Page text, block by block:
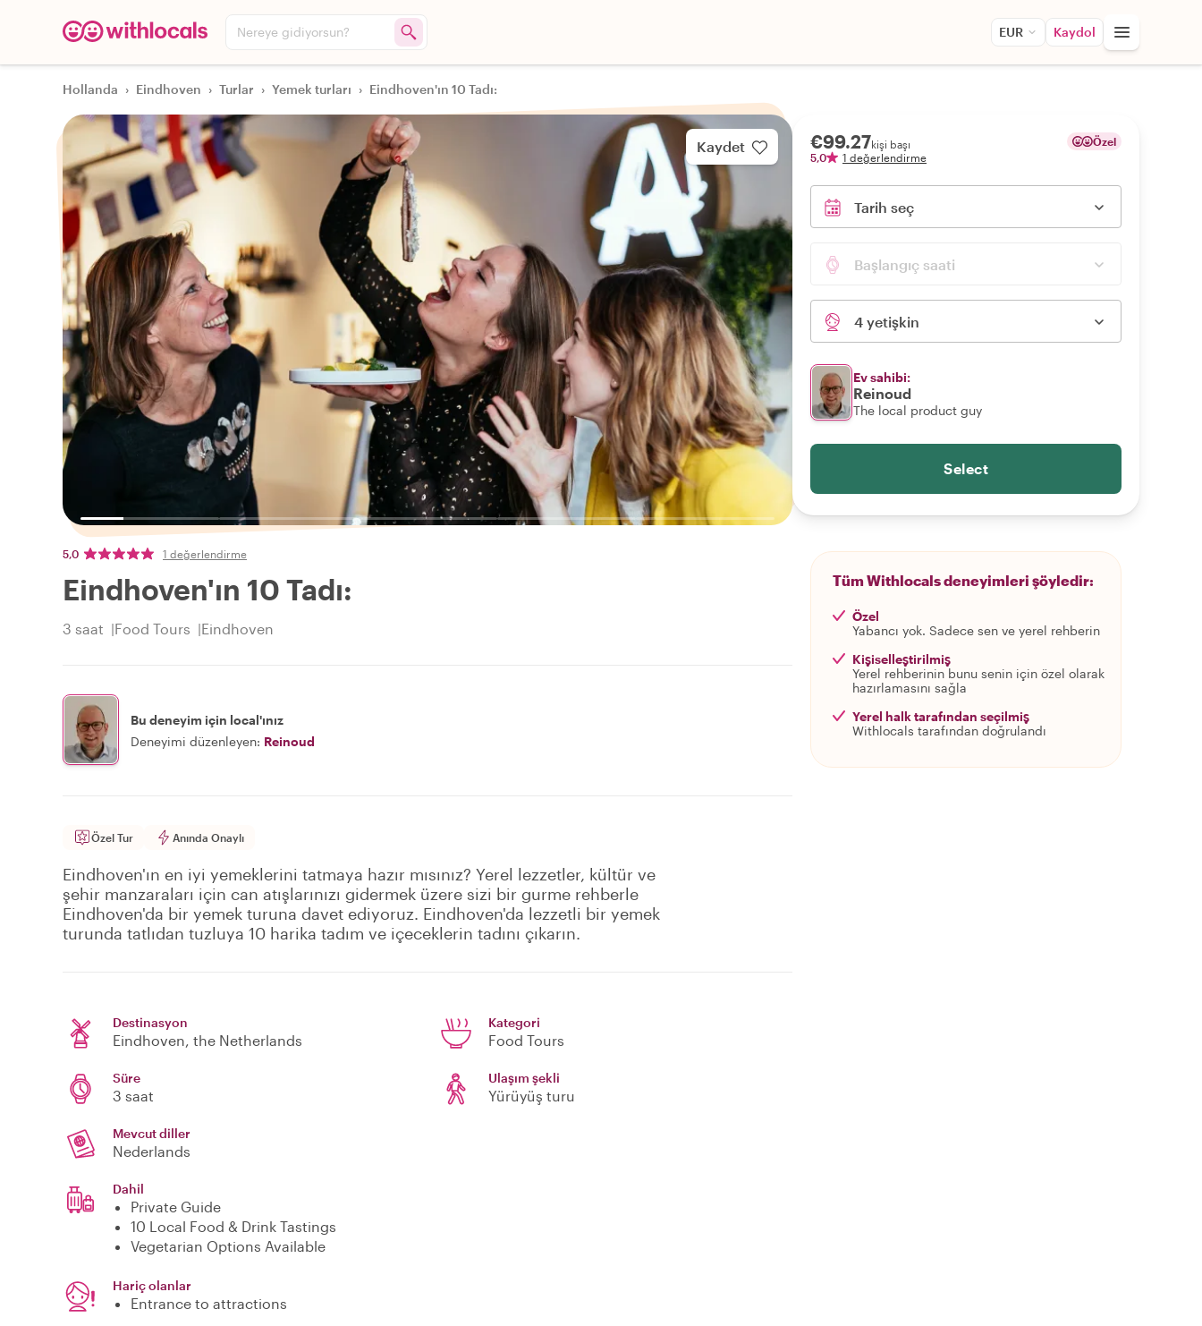
Nereye gidiyorsun? EUR Kaydol
Hollanda › Eindhoven › Turlar › Yemek turları › Eindhoven'ın 10 Tadı:
Kaydet
5,0 1 değerlendirme
Eindhoven'ın 10 Tadı:
3 saat Food Tours Eindhoven
Bu deneyim için local'ınız
Deneyimi düzenleyen: Reinoud
Özel Tur Anında Onaylı
Eindhoven'ın en iyi yemeklerini tatmaya hazır mısınız? Yerel lezzetler, kültür ve
şehir manzaraları için can atışlarınızı gidermek üzere sizi bir gurme rehberle
Eindhoven'da bir yemek turuna davet ediyoruz. Eindhoven'da lezzetli bir yemek
turunda tatlıdan tuzluya 10 harika tadım ve içeceklerin tadını çıkarın.
Destinasyon
Eindhoven, the Netherlands
Kategori
Food Tours
Süre
3 saat
Ulaşım şekli
Yürüyüş turu
Mevcut diller
Nederlands
Dahil
Private Guide
10 Local Food & Drink Tastings
Vegetarian Options Available
Hariç olanlar
Entrance to attractions
€99.27kişi başı
5,0
1 değerlendirme
Özel
Tarih seç
Başlangıç saati
4 yetişkin
Ev sahibi:
Reinoud
The local product guy
Select
Tüm Withlocals deneyimleri şöyledir:
Özel
Yabancı yok. Sadece sen ve yerel rehberin
Kişiselleştirilmiş
Yerel rehberinin bunu senin için özel olarak
hazırlamasını sağla
Yerel halk tarafından seçilmiş
Withlocals tarafından doğrulandı